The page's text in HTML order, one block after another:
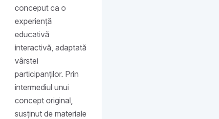
conceput ca o
experiență
educativă
interactivă, adaptată
vârstei
participanților. Prin
intermediul unui
concept original,
susținut de materiale